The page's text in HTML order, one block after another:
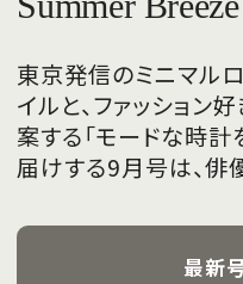
東京発信のミニマル
イルと、ファッショ
案する「モードな時計
届けする9月号は、
飾ります。
最新